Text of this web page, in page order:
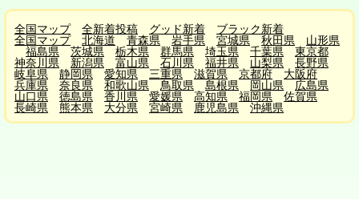
全国マップ 全新着投稿 グッド新着
ブラック新着
全国マップ
北海道 青森県 岩手県 宮城県 秋田県
山形県
福島県
茨城県 栃木県 群馬県 埼玉県 千葉県
東京都
神奈川県
新潟県 富山県 石川県 福井県 山梨県
長野県
岐阜県
静岡県 愛知県 三重県 滋賀県 京都府
大阪府
兵庫県
奈良県 和歌山県 鳥取県 島根県 岡山県
広島県
山口県
徳島県 香川県 愛媛県 高知県 福岡県
佐賀県
長崎県
熊本県 大分県 宮崎県 鹿児島県 沖縄県